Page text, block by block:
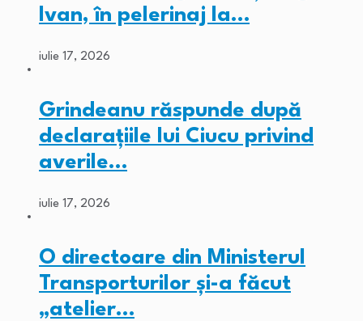
Ivan, în pelerinaj la…
iulie 17, 2026
Grindeanu răspunde după
declarațiile lui Ciucu privind
averile…
iulie 17, 2026
O directoare din Ministerul
Transporturilor și-a făcut
„atelier…